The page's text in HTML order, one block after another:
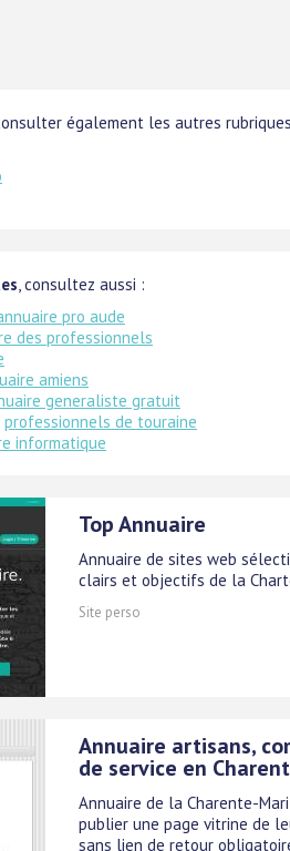
également les autres
, consultez aussi :
pro aude
des professionnels
amiens
generaliste gratuit
professionnels de touraine
informatique
Top Annuaire
Annuaire de sites web
clairs et objectifs de la
Site perso
Annuaire artisans,
de service en
Annuaire de la Charente-
publier une page vitrine de
sans lien de retour